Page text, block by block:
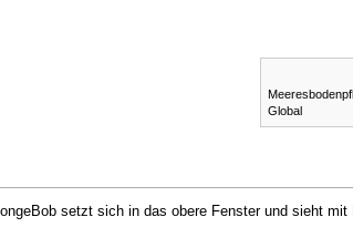
Global
setzt sich in das obere Fenster und sieht mit